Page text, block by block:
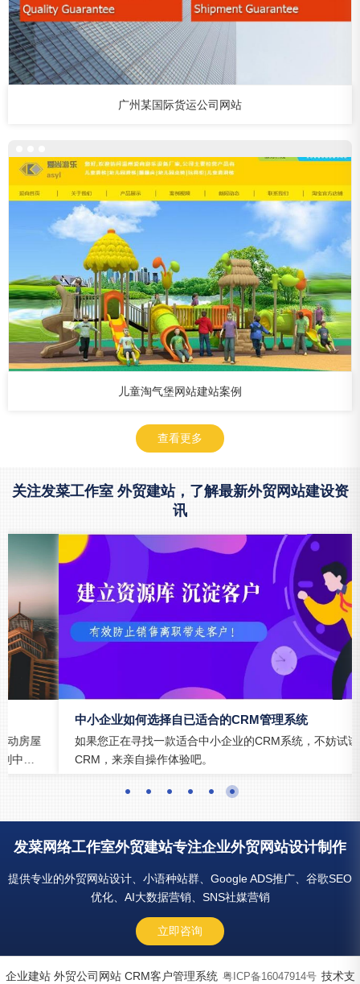
广州某国际货运公司网站
儿童淘气堡网站建站案例
查看更多
关注发菜工作室 外贸建站，了解最新外贸网站建设资
讯
中小企业如何选择自已适合的CRM管理系统
如果您正在寻找一款适合中小企业的CRM系统，不妨试试发菜
CRM，来亲自操作体验吧。
发菜网络工作室外贸建站专注企业外贸网站设计制作
提供专业的外贸网站设计、小语种站群、Google ADS推广、谷歌SEO
优化、AI大数据营销、SNS社媒营销
立即咨询
企业建站 外贸公司网站 CRM客户管理系统 粤ICP备16047914号 技术支